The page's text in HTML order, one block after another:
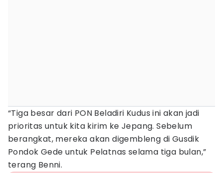
“Tiga besar dari PON Beladiri Kudus ini akan jadi
prioritas untuk kita kirim ke Jepang. Sebelum
berangkat, mereka akan digembleng di Gusdik
Pondok Gede untuk Pelatnas selama tiga bulan,”
terang Benni.